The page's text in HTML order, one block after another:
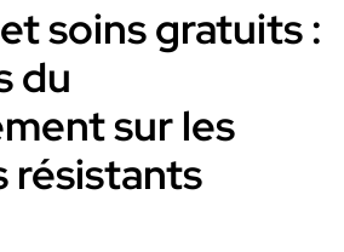
soins gratuits :
du
sur les
résistants